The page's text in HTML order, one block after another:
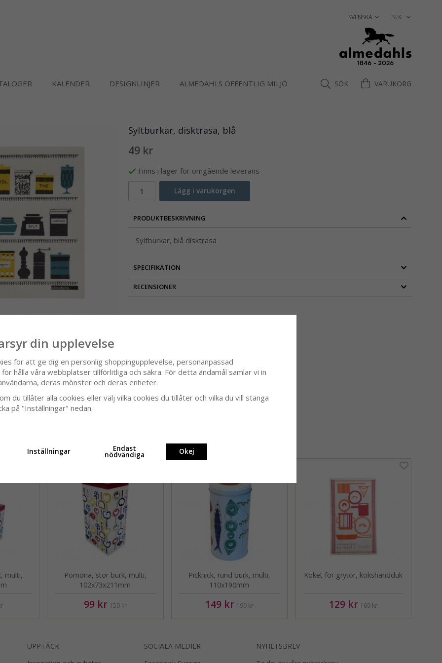
KALENDER DESIGNLINJER ALMEDAHLS OFFENTLIG MILJÖ SÖK VARUKORG
Syltburkar, disktrasa, blå
49 kr
Finns i lager för omgående leverans
Lägg i varukorgen
PRODUKTBESKRIVNING
Syltburkar, blå disktrasa
SPECIFIKATION
RECENSIONER
Andra köpte även
multi,
Pomona, stor burk, multi,
102x73x211mm
99 kr 159 kr
Picknick, rund burk, multi,
110x190mm
149 kr 199 kr
Köket för grytor, kökshandduk
129 kr 169 kr
UPPTÄCK
SOCIALA MEDIER
NYHETSBREV
din upplevelse
för att ge dig en personlig shoppingupplevelse, personanpassad
hålla våra webbplatser tillförlitliga och säkra. För detta ändamål samlar vi in
deras mönster och deras enheter.
du tillåter alla cookies eller välj vilka cookies du tillåter och vilka du vill stänga
på "Inställningar" nedan.
Inställningar Endast
nödvändiga Okej